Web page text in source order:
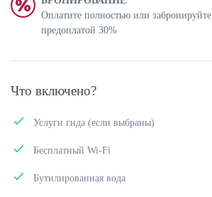
Оплатите полностью или
предоплатой 30%
Что включено?
Услуги гида (если выбраны)
Бесплатный Wi-Fi
Бутилированная вода